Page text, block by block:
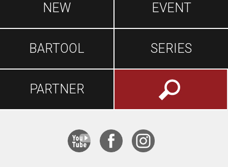
NEW EVENT
BARTOOL SERIES
PARTNER